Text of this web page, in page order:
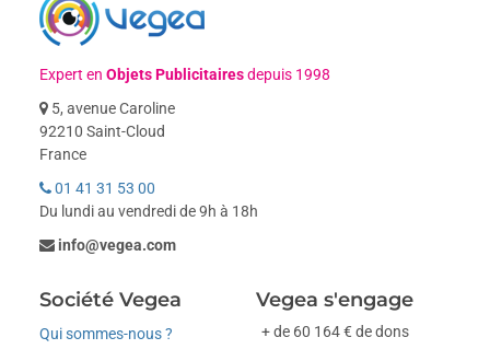
Expert enObjets Publicitairesdepuis 1998
5, avenue Caroline
92210 Saint-Cloud
France
01 41 31 53 00
Du lundi au vendredi de 9h à 18h
info@vegea.com
Société Vegea
Qui sommes-nous ?
Vegea s'engage
+ de 60 164 € de dons